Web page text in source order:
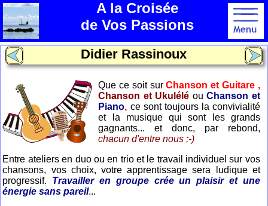
A la Croisée
de Vos Passions
Didier Rassinoux
Que ce soit surChanson et Guitare ,
Chanson et Ukulélé ouChanson et
Piano, ce sont toujours la convivialité
et la musique qui sont les grands
gagnants... et donc, par rebond,
chacun d'entre nous ;-)
Entre ateliers en duo ou en trio et le travail individuel sur vos
chansons, vos choix, votre apprentissage sera ludique et
progressif. Travailler en groupe crée un plaisir et une
énergie sans pareil...